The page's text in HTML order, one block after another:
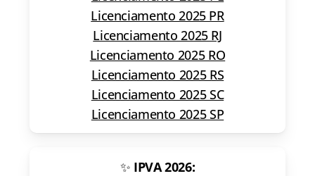
Licenciamento 2025 PR
Licenciamento 2025 RJ
Licenciamento 2025 RO
Licenciamento 2025 RS
Licenciamento 2025 SC
Licenciamento 2025 SP
✨ IPVA 2026: